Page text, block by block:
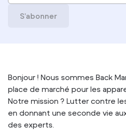
S’abonner
Bonjour ! Nous sommes Back
place de marché pour les
Notre mission ? Lutter contre
en donnant une seconde vie
des experts.